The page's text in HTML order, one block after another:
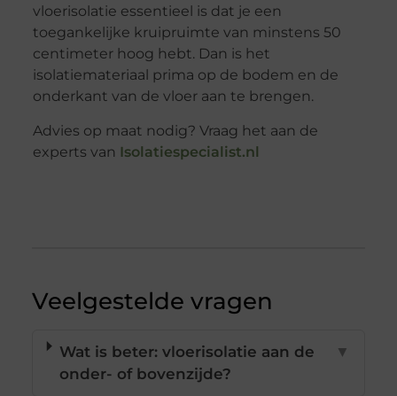
vloerisolatie essentieel is dat je een
toegankelijke kruipruimte van minstens 50
centimeter hoog hebt. Dan is het
isolatiemateriaal prima op de bodem en de
onderkant van de vloer aan te brengen.
Advies op maat nodig? Vraag het aan de
experts van Isolatiespecialist.nl
Veelgestelde vragen
Wat is beter: vloerisolatie aan de
onder- of bovenzijde?
▼